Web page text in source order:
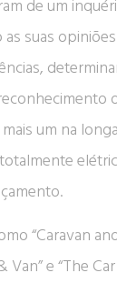
de um
suas
mais um na
“Caravan
Van” e “The